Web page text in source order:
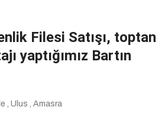
Filesi Satışı, toptan
yaptığımız Bartın
, Ulus , Amasra